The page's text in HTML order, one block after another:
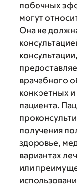
побочных
могут
Она не
врачебного
конкретных
пациента.
получения
здоровье,
вариантах
или